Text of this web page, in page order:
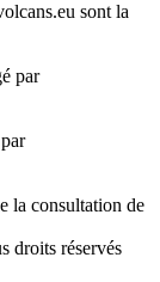
sont la
par
la consultation de
droits réservés